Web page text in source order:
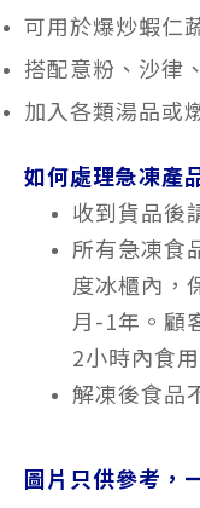
可用於爆炒蝦仁
搭配意粉、沙律
加入各類湯品或
如何處理急凍產
收到貨品後
所有急凍食
度冰櫃內，
月-1年。顧
2小時內食
解凍後食品
圖片只供參考，